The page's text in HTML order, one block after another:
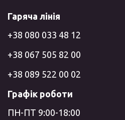
Гаряча лінія
+38 080 033 48 12
+38 067 505 82 00
+38 089 522 00 02
Графік роботи
ПН-ПТ 9:00-18:00